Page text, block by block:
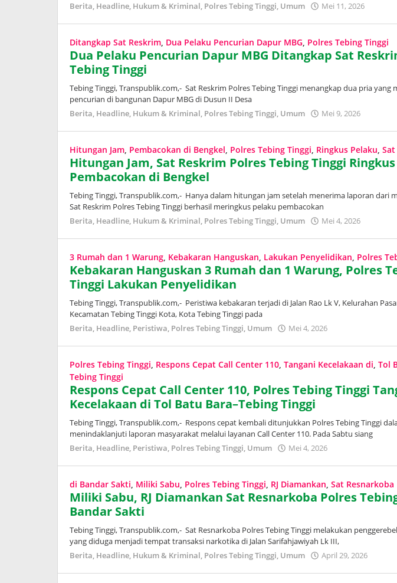
Berita, Headline, Hukum & Kriminal, Polres Tebing Tinggi, Umum Mei 11, 2026
Publik
Ditangkap Sat Reskrim, Dua Pelaku Pencurian Dapur MBG, Polres Tebing Tinggi
Dua Pelaku Pencurian Dapur MBG Ditangkap Sat
Tebing Tinggi
Tebing Tinggi, Transpublik.com,- Sat Reskrim Polres Tebing Tinggi menangkap dua pria yang
pencurian di bangunan Dapur MBG di Dusun II Desa
Berita, Headline, Hukum & Kriminal, Polres Tebing Tinggi, Umum Mei 9, 2026
Publik
Hitungan Jam, Pembacokan di Bengkel, Polres Tebing Tinggi, Ringkus Pelaku,
Hitungan Jam, Sat Reskrim Polres Tebing Tinggi
Pembacokan di Bengkel
Tebing Tinggi, Transpublik.com,- Hanya dalam hitungan jam setelah menerima laporan dari
Sat Reskrim Polres Tebing Tinggi berhasil meringkus pelaku pembacokan
Berita, Headline, Hukum & Kriminal, Polres Tebing Tinggi, Umum Mei 4, 2026
Publik
3 Rumah dan 1 Warung, Kebakaran Hanguskan, Lakukan Penyelidikan, Polres
Kebakaran Hanguskan 3 Rumah dan 1 Warung, Polres
Tinggi Lakukan Penyelidikan
Tebing Tinggi, Transpublik.com,- Peristiwa kebakaran terjadi di Jalan Rao Lk V, Kelurahan
Kecamatan Tebing Tinggi Kota, Kota Tebing Tinggi pada
Berita, Headline, Peristiwa, Polres Tebing Tinggi, Umum Mei 4, 2026
Publik
Polres Tebing Tinggi, Respons Cepat Call Center 110, Tangani Kecelakaan di, Tol
Tebing Tinggi
Respons Cepat Call Center 110, Polres Tebing Tinggi
Kecelakaan di Tol Batu Bara–Tebing Tinggi
Tebing Tinggi, Transpublik.com,- Respons cepat kembali ditunjukkan Polres Tebing Tinggi
menindaklanjuti laporan masyarakat melalui layanan Call Center 110. Pada Sabtu siang
Berita, Headline, Peristiwa, Polres Tebing Tinggi, Umum Mei 4, 2026
Publik
di Bandar Sakti, Miliki Sabu, Polres Tebing Tinggi, RJ Diamankan, Sat Resnarkoba
Miliki Sabu, RJ Diamankan Sat Resnarkoba Polres
Bandar Sakti
Tebing Tinggi, Transpublik.com,- Sat Resnarkoba Polres Tebing Tinggi melakukan
yang diduga menjadi tempat transaksi narkotika di Jalan Sarifahjawiyah Lk III,
Berita, Headline, Hukum & Kriminal, Polres Tebing Tinggi, Umum April 29, 2026